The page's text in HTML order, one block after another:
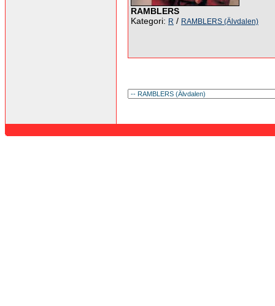
RAMBLERS
Kategori: R / RAMBLERS (Älvdalen)